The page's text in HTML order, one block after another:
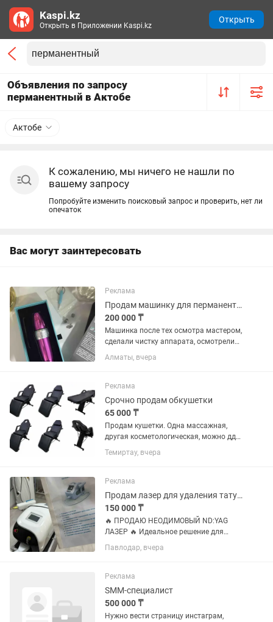
Объявления по запросу
перманентный в Актобе
Актобе
К сожалению, мы ничего не нашли по
вашему запросу
Попробуйте изменить поисковый запрос и проверить, нет ли
опечаток
Вас могут заинтересовать
Реклама
Продам машинку для перманентного макияжа, для тату Xion Spectra
200 000 ₸
Машинка после тех осмотра мастером,
сделали чистку аппарата, осмотрели
изнутри, все рабочее Это гарантия
того, что она будет работать ещё долго
эксцентрики в...
Алматы, вчера
Реклама
Срочно продам обкушетки
65 000 ₸
Продам кушетки. Одна массажная,
другая косметологическая, можно ддя
мастера лешмейкера или для мастера
перманентного макияжа. Размеры
вес от 200 до 250 кг. В...
Темиртау, вчера
Реклама
Продам лазер для удаления тату/татуажа, пигментации/веснушек, пилинга
150 000 ₸
🔥 ПРОДАЮ НЕОДИМОВЫЙ ND:YAG
ЛАЗЕР 🔥 Идеальное решение для
мастеров бьюти-индустрии, которые
хотят зарабатывать больше и
Удаление тату ✔ Удаление
перманентного макияжа...
Павлодар, вчера
Реклама
SMM-специалист
500 000 ₸
Нужно вести страницу инстаграм,
Kaspi.kz
Открыть в Приложении Kaspi.kz
Открыть